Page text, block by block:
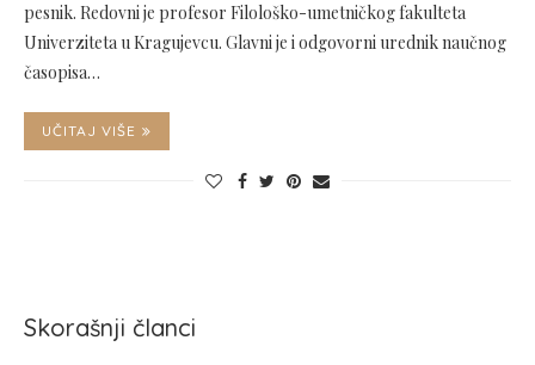
pesnik. Redovni je profesor Filološko-umetničkog fakulteta
Univerziteta u Kragujevcu. Glavni je i odgovorni urednik naučnog
časopisa…
UČITAJ VIŠE
Skorašnji članci